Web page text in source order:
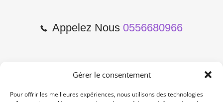
Gérer le consentement
Pour offrir les meilleures expériences, nous utilisons des technologies
Appelez Nous 0556680966
2 Cours de l'Yser 33800
Bordeaux